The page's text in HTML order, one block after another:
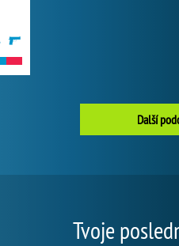
Další
Tvoje